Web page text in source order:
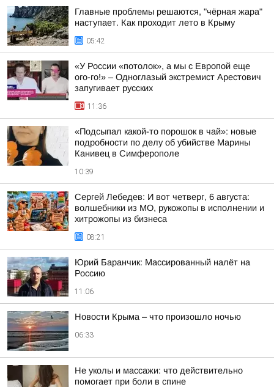
Главные проблемы решаются, "чёрная жара"
наступает. Как проходит лето в Крыму
05:42
«У России «потолок», а мы с Европой еще
ого-го!» – Одноглазый экстремист Арестович
запугивает русских
11:36
«Подсыпал какой-то порошок в чай»: новые
подробности по делу об убийстве Марины
Канивец в Симферополе
10:39
Сергей Лебедев: И вот четверг, 6 августа:
волшебники из МО, рукожопы в исполнении и
хитрожопы из бизнеса
08:21
Юрий Баранчик: Массированный налёт на
Россию
11:06
Новости Крыма – что произошло ночью
06:33
Не уколы и массажи: что действительно
помогает при боли в спине